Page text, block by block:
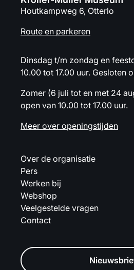
Houtkampweg 6, Otterlo
Route en parkeren
Dinsdag t/m zondag en
10.00 tot 17.00 uur. Gesloten
Zomer (6 juli tot en met 24
open van 10.00 tot 17.00 uur.
Meer over openingstijden
Over de organisatie
Pers
Werken bij
Webshop
Veelgestelde vragen
Contact